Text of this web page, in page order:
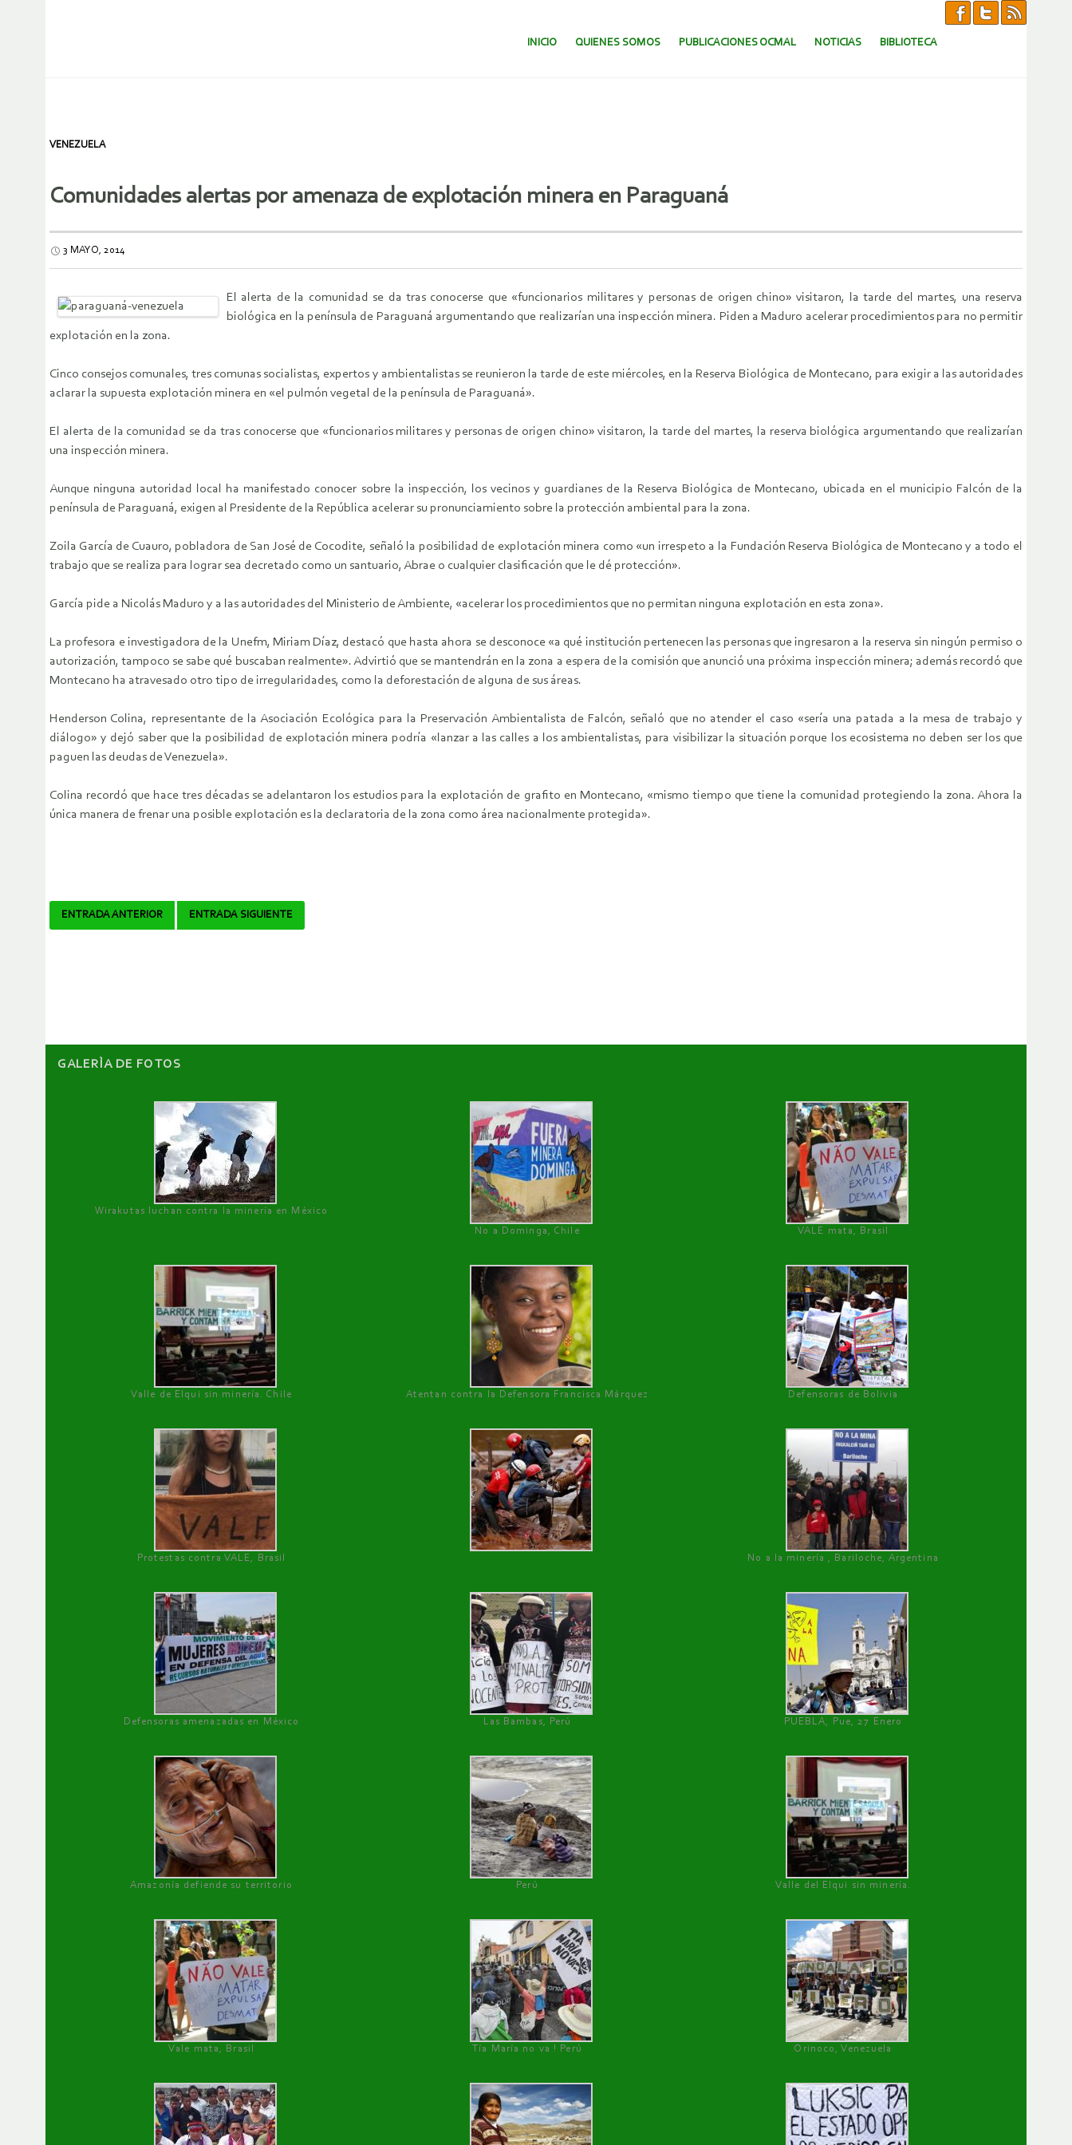
SALTAR AL CONTENIDO.
INICIO QUIENES SOMOS PUBLICACIONES OCMAL NOTICIAS BIBLIOTECA
VENEZUELA
Comunidades alertas por amenaza de explotación minera en Paraguaná
3 MAYO, 2014
El alerta de la comunidad se da tras conocerse que «funcionarios militares y personas de origen chino» visitaron, la tarde del martes, una reserva
biológica en la península de Paraguaná argumentando que realizarían una inspección minera. Piden a Maduro acelerar procedimientos para no permitir
explotación en la zona.
Cinco consejos comunales, tres comunas socialistas, expertos y ambientalistas se reunieron la tarde de este miércoles, en la Reserva Biológica de Montecano, para exigir a las autoridades
aclarar la supuesta explotación minera en «el pulmón vegetal de la península de Paraguaná».
El alerta de la comunidad se da tras conocerse que «funcionarios militares y personas de origen chino» visitaron, la tarde del martes, la reserva biológica argumentando que realizarían
una inspección minera.
Aunque ninguna autoridad local ha manifestado conocer sobre la inspección, los vecinos y guardianes de la Reserva Biológica de Montecano, ubicada en el municipio Falcón de la
península de Paraguaná, exigen al Presidente de la República acelerar su pronunciamiento sobre la protección ambiental para la zona.
Zoila García de Cuauro, pobladora de San José de Cocodite, señaló la posibilidad de explotación minera como «un irrespeto a la Fundación Reserva Biológica de Montecano y a todo el
trabajo que se realiza para lograr sea decretado como un santuario, Abrae o cualquier clasificación que le dé protección».
García pide a Nicolás Maduro y a las autoridades del Ministerio de Ambiente, «acelerar los procedimientos que no permitan ninguna explotación en esta zona».
La profesora e investigadora de la Unefm, Miriam Díaz, destacó que hasta ahora se desconoce «a qué institución pertenecen las personas que ingresaron a la reserva sin ningún permiso o
autorización, tampoco se sabe qué buscaban realmente». Advirtió que se mantendrán en la zona a espera de la comisión que anunció una próxima inspección minera; además recordó que
Montecano ha atravesado otro tipo de irregularidades, como la deforestación de alguna de sus áreas.
Henderson Colina, representante de la Asociación Ecológica para la Preservación Ambientalista de Falcón, señaló que no atender el caso «sería una patada a la mesa de trabajo y
diálogo» y dejó saber que la posibilidad de explotación minera podría «lanzar a las calles a los ambientalistas, para visibilizar la situación porque los ecosistema no deben ser los que
paguen las deudas de Venezuela».
Colina recordó que hace tres décadas se adelantaron los estudios para la explotación de grafito en Montecano, «mismo tiempo que tiene la comunidad protegiendo la zona. Ahora la
única manera de frenar una posible explotación es la declaratoria de la zona como área nacionalmente protegida».
Navegador
ENTRADA ANTERIOR ENTRADA SIGUIENTE
GALERÌA DE FOTOS
Wirakutas luchan contra la minería en México
No a Dominga, Chile
VALE mata, Brasil
Valle de Elqui sin minería. Chile Atentan contra la Defensora Francisca Márquez Defensoras de Bolivia
Protestas contra VALE, Brasil No a la minería , Bariloche, Argentina
Defensoras amenazadas en México Las Bambas, Perú PUEBLA, Pue, 27 Enero
Amazonía defiende su territorio Perú Valle del Elqui sin minería.
Vale mata, Brasil Tía María no va ! Perú Orinoco, Venezuela